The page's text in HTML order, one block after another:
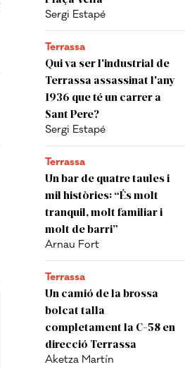
Sergi Estapé
Terrassa
Qui va ser l'industrial de
Terrassa assassinat l'any
1936 que té un carrer a
Sant Pere?
Sergi Estapé
Terrassa
Un bar de quatre taules i
mil històries: “És molt
tranquil, molt familiar i
molt de barri”
Arnau Fort
Terrassa
Un camió de la brossa
bolcat talla
completament la C-58 en
direcció Terrassa
Aketza Martín